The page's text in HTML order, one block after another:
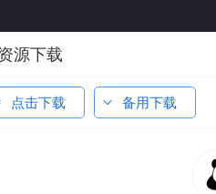
源下载
点击下载 备用下载